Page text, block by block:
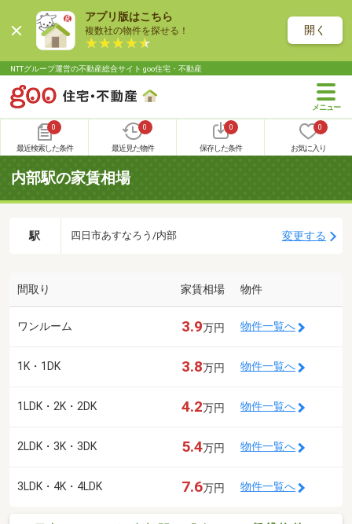
アプリ版はこちら
複数社の物件を探せる！ 開く
NTTグループ運営の不動産総合サイト goo住宅・不動産
0
最近検索した条件
0
最近見た物件
0
保存した条件
0
お気に入り
内部駅の家賃相場
駅 四日市あすなろう/内部 変更する
間取り 家賃相場 物件
ワンルーム 3.9万円 物件一覧へ
1K・1DK 3.8万円 物件一覧へ
1LDK・2K・2DK 4.2万円 物件一覧へ
2LDK・3K・3DK 5.4万円 物件一覧へ
3LDK・4K・4LDK 7.6万円 物件一覧へ